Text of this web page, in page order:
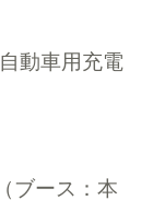
動車用充電
ブース：本